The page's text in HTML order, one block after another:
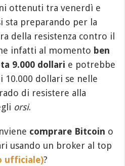
ottenuti tra venerdì e
sta preparando per la
della resistenza contro il
infatti al momento ben
9.000 dollari e potrebbe
10.000 dollari se nelle
di resistere alla
orsi.
comprare Bitcoin o
usando un broker al top
ufficiale)?